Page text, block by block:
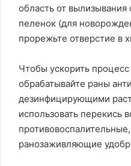
область от
пеленок (для
прорежьте отверстие в
Чтобы ускорить
обрабатывайте раны
дезинфицирующими
использовать перекись
ранозаживляющие